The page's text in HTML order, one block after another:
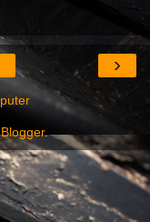
›
Blogger.